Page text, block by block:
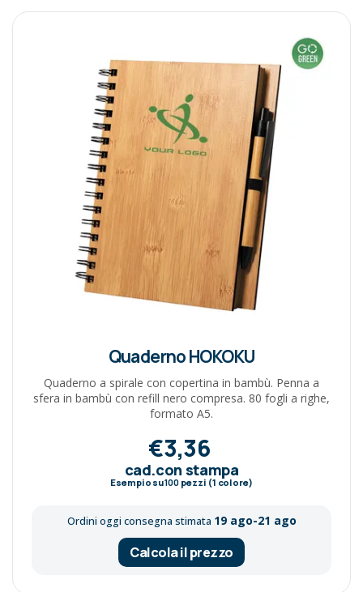
Quaderno HOKOKU
Quaderno a spirale con copertina in bambù. Penna a
sfera in bambù con refill nero compresa. 80 fogli a righe,
formato A5.
€3,36
cad.con stampa
Esempio su100pezzi (1 colore)
Ordini oggi consegna stimata 19 ago-21 ago
Calcola il prezzo